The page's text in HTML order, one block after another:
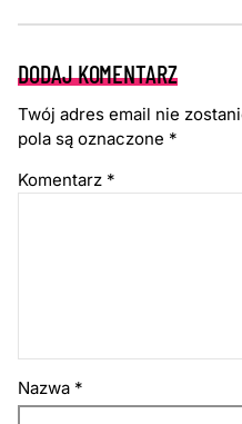
DODAJ KOMENTARZ
Twój adres email nie
pola są oznaczone *
Komentarz *
Nazwa *